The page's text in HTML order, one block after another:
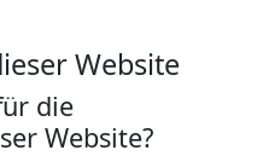
Website
die
Website?